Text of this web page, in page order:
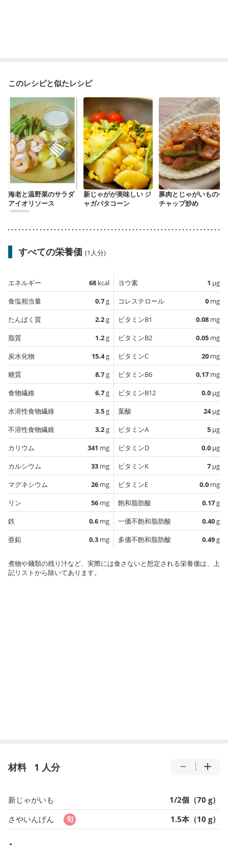
このレシピと似たレシピ
海老と温野菜のサラダ
アイオリソース
新じゃがが美味しい ジ
ャガバタコーン
豚肉とじゃがいものケ
チャップ炒め
すべての栄養価 (1人分)
エネルギー 68 kcal
食塩相当量
0.7g
たんぱく質
2.2g
脂質
1.2g
炭水化物
15.4g
糖質
8.7g
食物繊維
6.7g
水溶性食物繊維
3.5g
不溶性食物繊維
3.2g
カリウム
341 mg
カルシウム
33 mg
マグネシウム
26 mg
リン
56 mg
鉄
0.6 mg
亜鉛
0.3 mg
ヨウ素 1 µg
コレステロール
0 mg
ビタミンB1
0.08 mg
ビタミンB2
0.05 mg
ビタミンC
20 mg
ビタミンB6
0.17 mg
ビタミンB12
0.0 µg
葉酸
24µg
ビタミンA
5 µg
ビタミンD
0.0 µg
ビタミンK
7 µg
ビタミンE
0.0 mg
飽和脂肪酸
0.17g
一価不飽和脂肪酸
0.40g
多価不飽和脂肪酸
0.49g
煮物や麺類の残り汁など、実際には食さないと想定される栄養価は、上
記リストから除いてあります。
材料 1 人分
新じゃがいも
1/2個（70 g）
さやいんげん
1.5本（10 g）